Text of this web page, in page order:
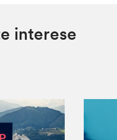
interese